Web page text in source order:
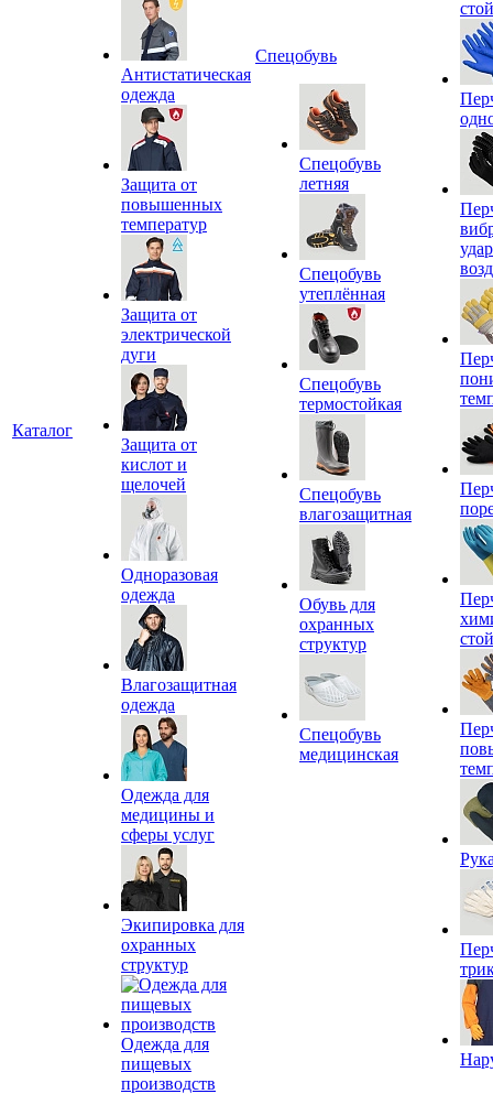
Каталог
Антистатическая
одежда
Защита от
повышенных
температур
Защита от
электрической
дуги
Защита от
кислот и
щелочей
Одноразовая
одежда
Влагозащитная
одежда
Одежда для
медицины и
сферы услуг
Экипировка для
охранных
структур
Одежда для
пищевых
производств
Спецобувь
Спецобувь
летняя
Спецобувь
утеплённая
Спецобувь
термостойкая
Спецобувь
влагозащитная
Обувь для
охранных
структур
Спецобувь
медицинская